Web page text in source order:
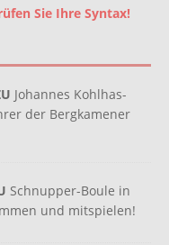
Sie Ihre Syntax!
Johannes Kohlhas-
der Bergkamener
Schnupper-Boule in
und mitspielen!